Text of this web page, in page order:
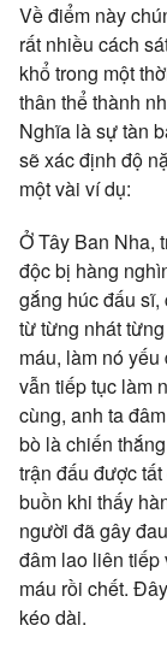
Về điểm này
rất nhiều cách
khổ trong một
thân thể thành
Nghĩa là sự tàn
sẽ xác định độ
một vài ví dụ:
Ở Tây Ban Nha,
độc bị hàng
gắng húc đấu
từ từng nhát
máu, làm nó
vẫn tiếp tục làm
cùng, anh ta
bò là chiến
trận đấu được
buồn khi thấy
người đã gây
đâm lao liên tiếp
máu rồi chết.
kéo dài.